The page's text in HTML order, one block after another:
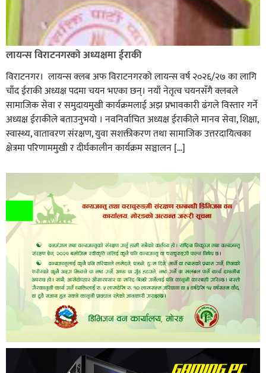
लायन्स विराटनगरको अध्यक्षमा ईराकी
विराटनगर। लायन्स क्लब अफ विराटनगरको लायन्स वर्ष २०२६/२७ का लागि
चाँद ईराकी अध्यक्ष पदमा चयन भएका छन्। नयाँ नेतृत्व चयनसँगै क्लबले
सामाजिक सेवा र समुदायमुखी कार्यक्रमलाई अझ प्रभावकारी ढंगले विस्तार गर्ने
अध्यक्ष ईराकीले बताउनुभयो । नवनिर्वाचित अध्यक्ष ईराकीले मानव सेवा, शिक्षा,
स्वास्थ्य, वातावरण संरक्षण, युवा सशक्तीकरण तथा सामाजिक उत्तरदायित्वका
क्षेत्रमा परिणाममुखी र दीर्घकालीन कार्यक्रम सञ्चालन […]